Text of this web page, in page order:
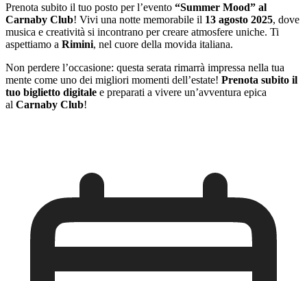
Prenota subito il tuo posto per l’evento “Summer Mood” al
Carnaby Club! Vivi una notte memorabile il 13 agosto 2025, dove
musica e creatività si incontrano per creare atmosfere uniche. Ti
aspettiamo a Rimini, nel cuore della movida italiana.
Non perdere l’occasione: questa serata rimarrà impressa nella tua
mente come uno dei migliori momenti dell’estate! Prenota subito il
tuo biglietto digitale e preparati a vivere un’avventura epica
al Carnaby Club!